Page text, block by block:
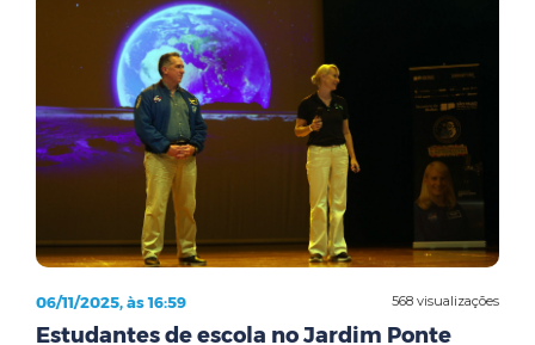
568 visualizações
06/11/2025, às 16:59
Estudantes de escola no Jardim Ponte